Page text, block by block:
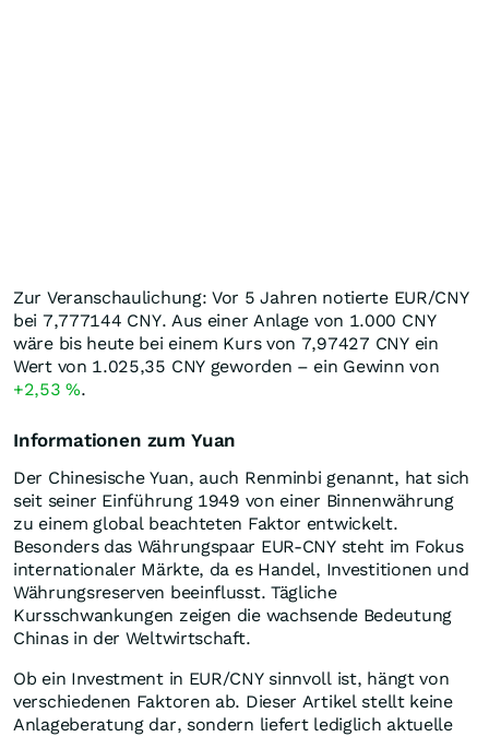
Zur Veranschaulichung: Vor 5 Jahren notierte EUR/CNY
bei 7,777144 CNY. Aus einer Anlage von 1.000 CNY
wäre bis heute bei einem Kurs von 7,97427 CNYein
Wert von 1.025,35 CNY geworden – ein Gewinn von
+2,53%.
Informationen zum Yuan
Der Chinesische Yuan, auch Renminbi genannt, hat sich
seit seiner Einführung 1949 von einer Binnenwährung
zu einem global beachteten Faktor entwickelt.
Besonders das Währungspaar EUR-CNY steht im Fokus
internationaler Märkte, da es Handel, Investitionen und
Währungsreserven beeinflusst. Tägliche
Kursschwankungen zeigen die wachsende Bedeutung
Chinas in der Weltwirtschaft.
Ob ein Investment in EUR/CNY sinnvoll ist, hängt von
verschiedenen Faktoren ab. Dieser Artikel stellt keine
Anlageberatung dar, sondern liefert lediglich aktuelle